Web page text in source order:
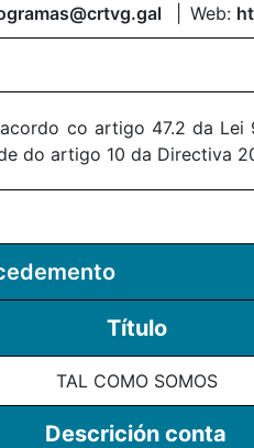
Web:
co artigo 47.2 da Lei
do artigo 10 da Directiva
Título
TAL COMO SOMOS
Descrición conta